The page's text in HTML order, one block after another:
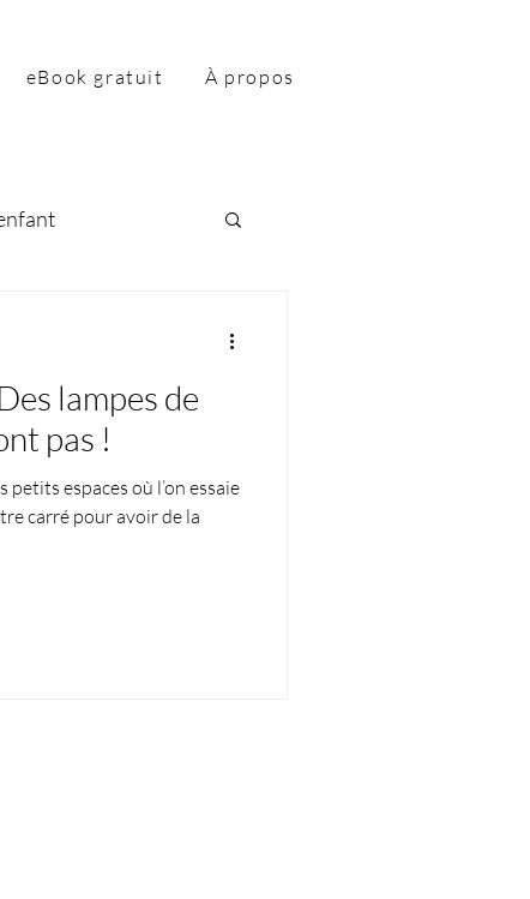
eBook gratuit À propos
lampes de
pas !
espaces où l’on essaie
carré pour avoir de la